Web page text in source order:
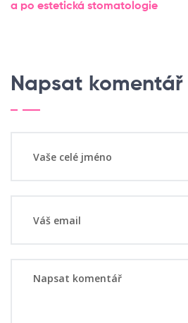
a po estetická stomatologie
Napsat komentář